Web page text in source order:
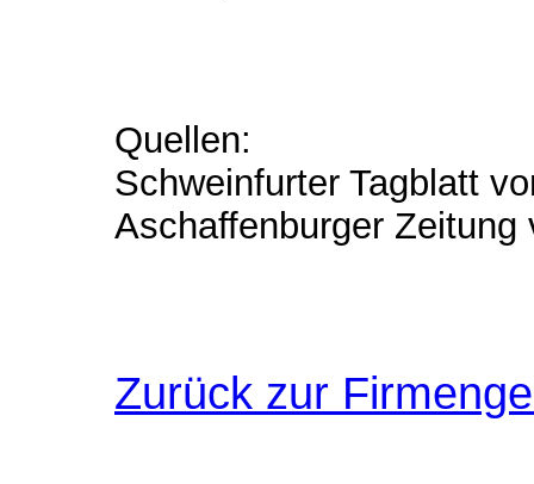
Quellen:
Schweinfurter Tagblatt
Aschaffenburger
Zurück zur